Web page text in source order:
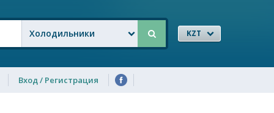
Холодильники KZT
Вход / Регистрация